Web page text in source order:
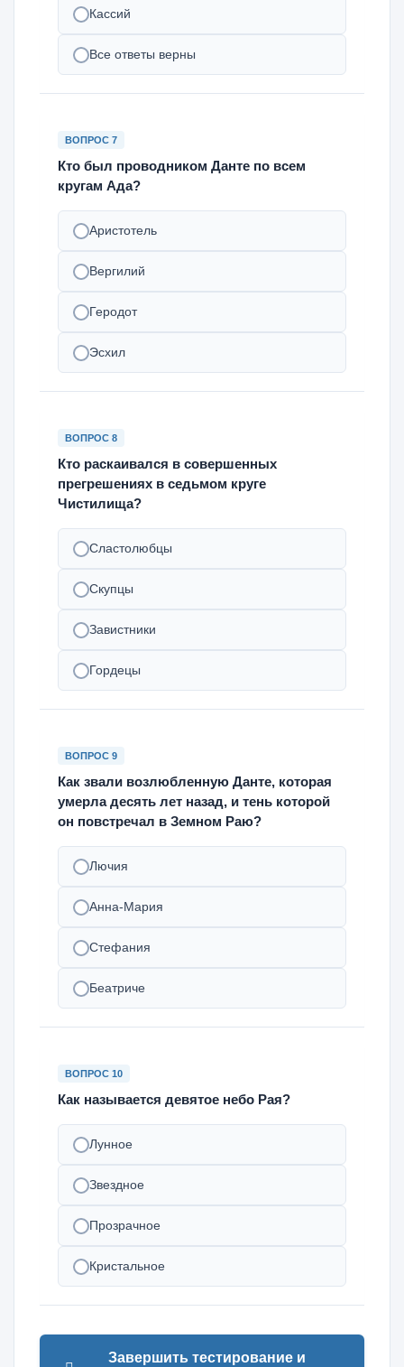
Кассий
Все ответы верны
ВОПРОС 7
Кто был проводником Данте по всем
кругам Ада?
Аристотель
Вергилий
Геродот
Эсхил
ВОПРОС 8
Кто раскаивался в совершенных
прегрешениях в седьмом круге
Чистилища?
Сластолюбцы
Скупцы
Завистники
Гордецы
ВОПРОС 9
Как звали возлюбленную Данте, которая
умерла десять лет назад, и тень которой
он повстречал в Земном Раю?
Лючия
Анна-Мария
Стефания
Беатриче
ВОПРОС 10
Как называется девятое небо Рая?
Лунное
Звездное
Прозрачное
Кристальное
Завершить тестирование и